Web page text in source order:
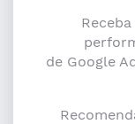
de Google